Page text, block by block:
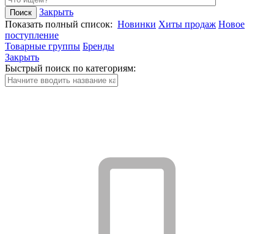
Закрыть
Показать полный список: Новинки Хиты продаж Новое
поступление
Товарные группы Бренды
Закрыть
Быстрый поиск по категориям: